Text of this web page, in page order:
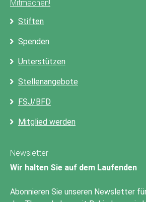
Mitmachen!
Stiften
Spenden
Unterstützen
Stellenangebote
FSJ/BFD
Mitglied werden
Newsletter
Wir halten Sie auf dem Laufenden
Abonnieren Sie unseren Newsletter